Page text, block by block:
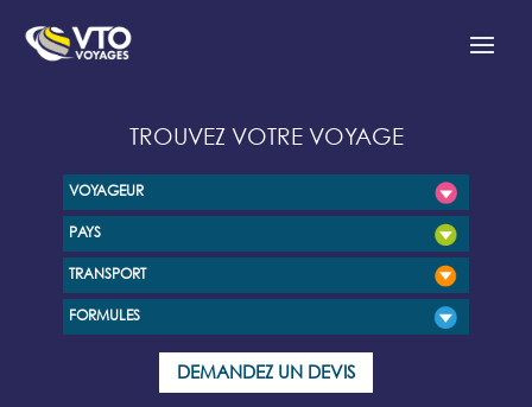
TROUVEZ VOTRE VOYAGE
VOYAGEUR
PAYS
TRANSPORT
FORMULES
DEMANDEZ UN DEVIS